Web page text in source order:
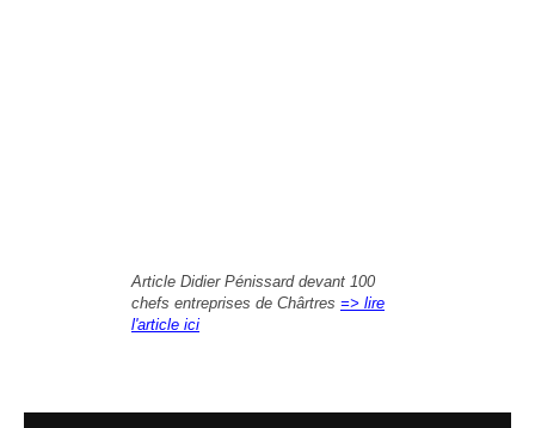
Article Didier Pénissard devant 100
chefs entreprises de Chârtres => lire
l'article ici